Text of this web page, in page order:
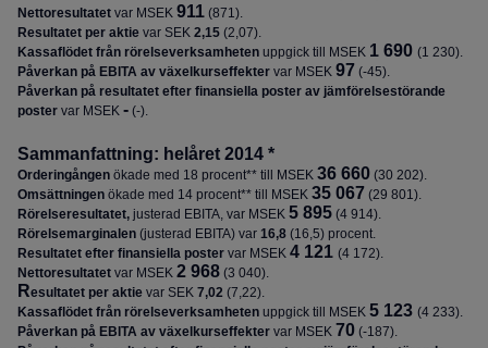
Nettoresultatet var MSEK 911 (871).
Resultatet per aktie var SEK 2,15 (2,07).
Kassaflödet från rörelseverksamheten uppgick till MSEK 1 690 (1 230).
Påverkan på EBITA av växelkurseffekter var MSEK 97 (-45).
Påverkan på resultatet efter finansiella poster av jämförelsestörande
poster var MSEK - (-).
Sammanfattning: helåret 2014 *
Orderingången ökade med 18 procent** till MSEK 36 660 (30 202).
Omsättningen ökade med 14 procent** till MSEK 35 067 (29 801).
Rörelseresultatet, justerad EBITA, var MSEK 5 895 (4 914).
Rörelsemarginalen (justerad EBITA) var 16,8 (16,5) procent.
Resultatet efter finansiella poster var MSEK 4 121 (4 172).
Nettoresultatet var MSEK 2 968 (3 040).
Resultatet per aktie var SEK 7,02 (7,22).
Kassaflödet från rörelseverksamheten uppgick till MSEK 5 123 (4 233).
Påverkan på EBITA av växelkurseffekter var MSEK 70 (‑187).